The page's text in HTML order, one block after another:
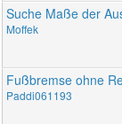
Suche Maße der
Moffek
Fußbremse ohne
Paddi061193